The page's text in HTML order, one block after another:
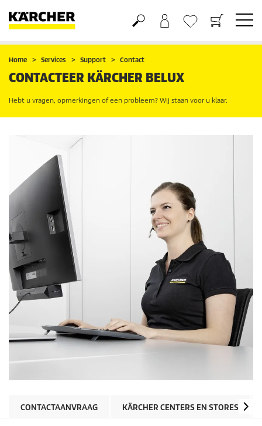
Boodschappenmandje
Verlanglijstje
Home Services Support Contact
CONTACTEER KÄRCHER BELUX
Hebt u vragen, opmerkingen of een probleem? Wij staan voor u klaar.
CONTACTAANVRAAG KÄRCHER CENTERS EN STORES